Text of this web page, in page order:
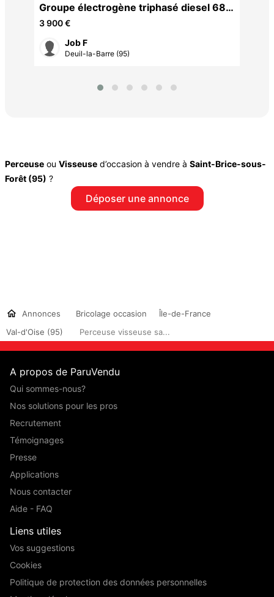
Groupe électrogène triphasé diesel 688
cm³ P12000
3 900 €
Job F
Deuil-la-Barre (95)
Perceuse ou Visseuse d’occasion à vendre à Saint-Brice-sous-
Forêt (95) ?
Déposer une annonce
Annonces Bricolage occasion
Île-de-France
Val-d'Oise (95)
Perceuse visseuse sa...
A propos de ParuVendu
Qui sommes-nous?
Nos solutions pour les pros
Recrutement
Témoignages
Presse
Applications
Nous contacter
Aide - FAQ
Liens utiles
Vos suggestions
Cookies
Politique de protection des données personnelles